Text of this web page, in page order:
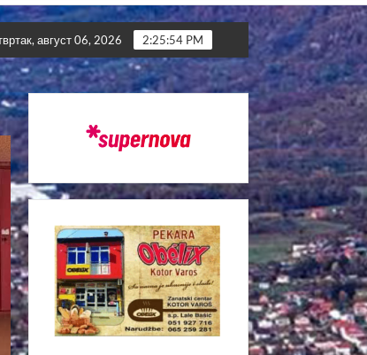
лажи!” Kотор Варош љепши него икад
август 06, 2026 2:25:56 PM